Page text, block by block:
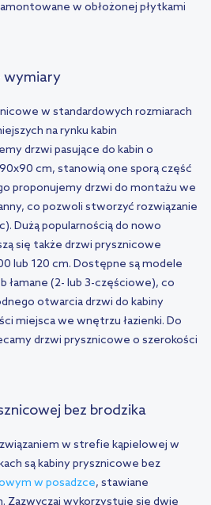
w obłożonej płytkami
wymiary
w standardowych rozmiarach
na rynku kabin
drzwi pasujące do kabin o
cm, stanowią one sporą część
proponujemy drzwi do montażu we
co pozwoli stworzyć rozwiązanie
Dużą popularnością do nowo
się także drzwi prysznicowe
lub 120 cm. Dostępne są modele
łamane (2- lub 3-częściowe), co
otwarcia drzwi do kabiny
miejsca we wnętrzu łazienki. Do
drzwi prysznicowe o szerokości
bez brodzika
w strefie kąpielowej w
są kabiny prysznicowe bez
w posadzce, stawiane